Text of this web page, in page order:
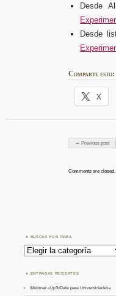
Desde
Desde
Comparte esto:
X
← Previous post
Comments are closed.
BUSCAR POR TEMA
Buscar
por
Tema
ENTRADAS RECIENTES
Webinar «UpToDate para Universidades»